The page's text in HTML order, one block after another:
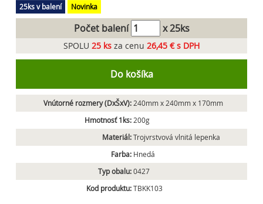
25ks v balení Novinka
Počet balení x 25ks
SPOLU 25 ks za cenu 26,45 € s DPH
Do košíka
Vnútorné rozmery (DxŠxV): 240mm x 240mm x 170mm
Hmotnosť 1ks: 200g
Materiál:Trojvrstvová vlnitá lepenka
Farba: Hnedá
Typ obalu:0427
Kod produktu:TBKK103